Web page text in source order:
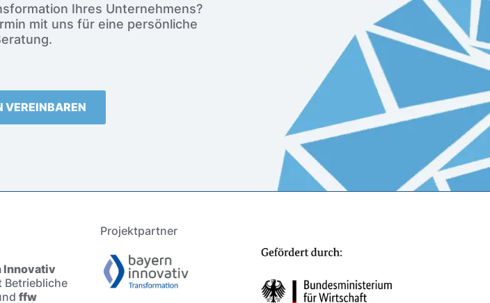
Ihres Unternehmens?
mit uns für eine persönliche
VEREINBAREN
Innovativ
ffw
Projektpartner